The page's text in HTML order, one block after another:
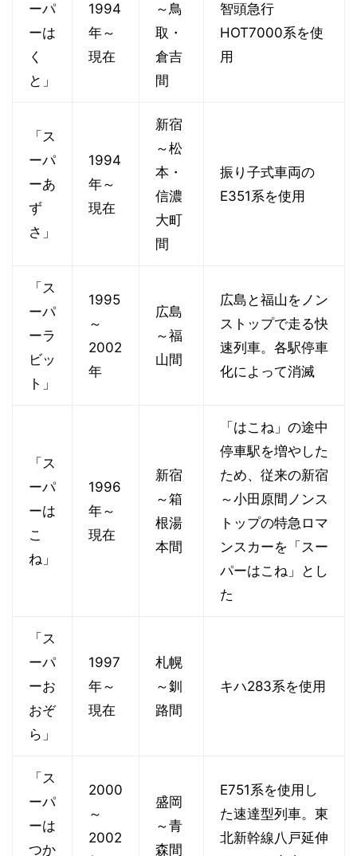
ーパ
ーは
く
と」
1994
年～
現在
～鳥
取・
倉吉
間
智頭急行
HOT7000系を使
用
「ス
ーパ
ーあ
ず
さ」
1994
年～
現在
新宿
～松
本・
信濃
大町
間
振り子式車両の
E351系を使用
「ス
ーパ
ーラ
ビッ
ト」
1995
～
2002
年
広島
～福
山間
広島と福山をノン
ストップで走る快
速列車。各駅停車
化によって消滅
「ス
ーパ
ーは
こ
ね」
1996
年～
現在
新宿
～箱
根湯
本間
「はこね」の途中
停車駅を増やした
ため、従来の新宿
～小田原間ノンス
トップの特急ロマ
ンスカーを「スー
パーはこね」とし
た
「ス
ーパ
ーお
おぞ
ら」
1997
年～
現在
札幌
～釧
路間
キハ283系を使用
「ス
ーパ
ーは
つか
2000
～
2002
盛岡
～青
森間
E751系を使用し
た速達型列車。東
北新幹線八戸延伸